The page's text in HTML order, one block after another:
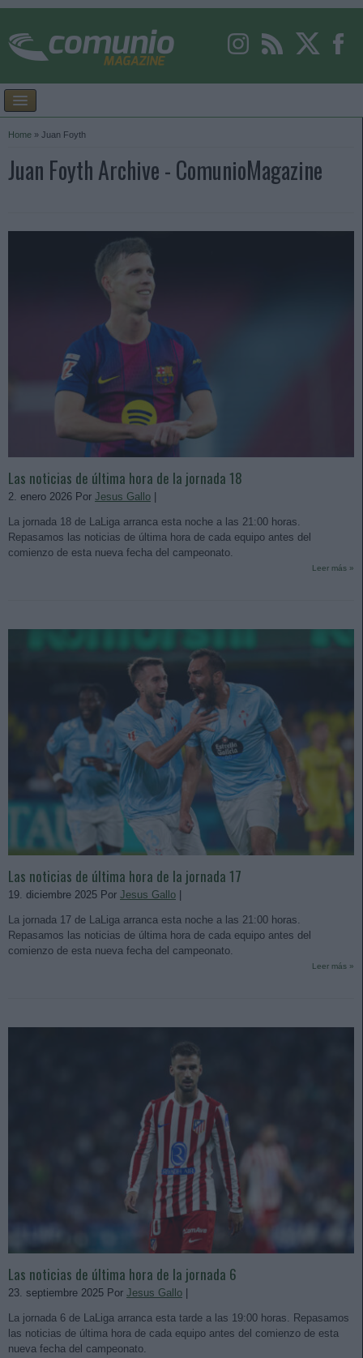
Home » Juan Foyth
Juan Foyth Archive - ComunioMagazine
Las noticias de última hora de la jornada 18
2. enero 2026 Por Jesus Gallo
La jornada 18 de LaLiga arranca esta noche a las 21:00 horas.
Repasamos las noticias de última hora de cada equipo antes del
comienzo de esta nueva fecha del campeonato.
Leer más »
Las noticias de última hora de la jornada 17
19. diciembre 2025 Por Jesus Gallo
La jornada 17 de LaLiga arranca esta noche a las 21:00 horas.
Repasamos las noticias de última hora de cada equipo antes del
comienzo de esta nueva fecha del campeonato.
Leer más »
Las noticias de última hora de la jornada 6
23. septiembre 2025 Por Jesus Gallo |
La jornada 6 de LaLiga arranca esta tarde a las 19:00 horas. Repasamos
las noticias de última hora de cada equipo antes del comienzo de esta
nueva fecha del campeonato.